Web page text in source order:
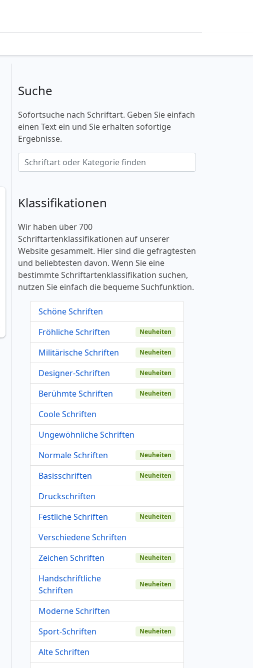
Suche
Sofortsuche nach Schriftart. Geben Sie einfach
einen Text ein und Sie erhalten sofortige
Ergebnisse.
Klassifikationen
Wir haben über 700
Schriftartenklassifikationen auf unserer
Website gesammelt. Hier sind die gefragtesten
und beliebtesten davon. Wenn Sie eine
bestimmte Schriftartenklassifikation suchen,
nutzen Sie einfach die bequeme Suchfunktion.
Schöne Schriften
Fröhliche Schriften
Neuheiten
Militärische Schriften Neuheiten
Designer-Schriften Neuheiten
Berühmte Schriften Neuheiten
Coole Schriften
Ungewöhnliche Schriften
Normale Schriften
Neuheiten
Basisschriften Neuheiten
Druckschriften
Festliche Schriften
Neuheiten
Verschiedene Schriften
Zeichen Schriften
Neuheiten
Handschriftliche
Schriften
Neuheiten
Moderne Schriften
Sport-Schriften
Neuheiten
Alte Schriften